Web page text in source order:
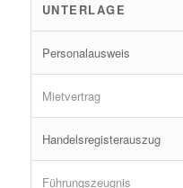
UNTERLAGE
Personalausweis
Mietvertrag
Handelsregisterauszug
Führungszeugnis